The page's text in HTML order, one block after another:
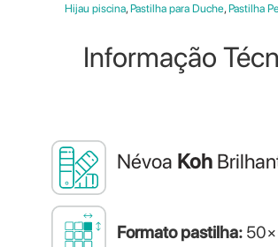
Hijau piscina, Pastilha para Duche, Pastilha
Informação
Névoa Koh
Formato pastilha: